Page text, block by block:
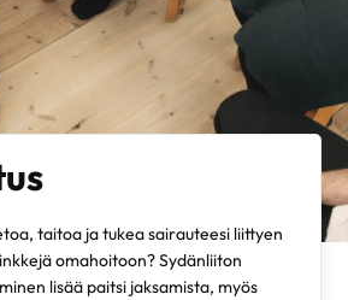
taitoa ja tukea sairauteesi liittyen
omahoitoon? Sydänliiton
lisää paitsi jaksamista, myös